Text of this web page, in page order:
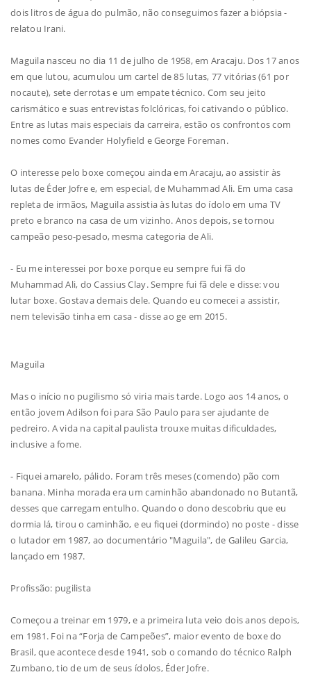
dois litros de água do pulmão, não conseguimos fazer a biópsia -
relatou Irani.
Maguila nasceu no dia 11 de julho de 1958, em Aracaju. Dos 17 anos
em que lutou, acumulou um cartel de 85 lutas, 77 vitórias (61 por
nocaute), sete derrotas e um empate técnico. Com seu jeito
carismático e suas entrevistas folclóricas, foi cativando o público.
Entre as lutas mais especiais da carreira, estão os confrontos com
nomes como Evander Holyfield e George Foreman.
O interesse pelo boxe começou ainda em Aracaju, ao assistir às
lutas de Éder Jofre e, em especial, de Muhammad Ali. Em uma casa
repleta de irmãos, Maguila assistia às lutas do ídolo em uma TV
preto e branco na casa de um vizinho. Anos depois, se tornou
campeão peso-pesado, mesma categoria de Ali.
- Eu me interessei por boxe porque eu sempre fui fã do
Muhammad Ali, do Cassius Clay. Sempre fui fã dele e disse: vou
lutar boxe. Gostava demais dele. Quando eu comecei a assistir,
nem televisão tinha em casa - disse ao ge em 2015.
Maguila
Mas o início no pugilismo só viria mais tarde. Logo aos 14 anos, o
então jovem Adilson foi para São Paulo para ser ajudante de
pedreiro. A vida na capital paulista trouxe muitas dificuldades,
inclusive a fome.
- Fiquei amarelo, pálido. Foram três meses (comendo) pão com
banana. Minha morada era um caminhão abandonado no Butantã,
desses que carregam entulho. Quando o dono descobriu que eu
dormia lá, tirou o caminhão, e eu fiquei (dormindo) no poste - disse
o lutador em 1987, ao documentário "Maguila", de Galileu Garcia,
lançado em 1987.
Profissão: pugilista
Começou a treinar em 1979, e a primeira luta veio dois anos depois,
em 1981. Foi na “Forja de Campeões”, maior evento de boxe do
Brasil, que acontece desde 1941, sob o comando do técnico Ralph
Zumbano, tio de um de seus ídolos, Éder Jofre.